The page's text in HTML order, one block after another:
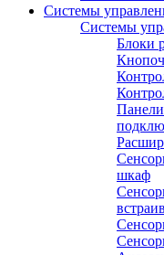
Системы
Системы
Блоки
шкаф